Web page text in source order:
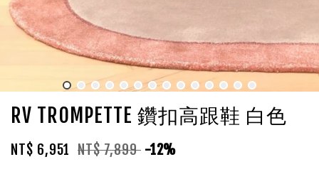
RV TROMPETTE 鑽扣高跟鞋 白色
NT$ 6,951 NT$ 7,899 -12%